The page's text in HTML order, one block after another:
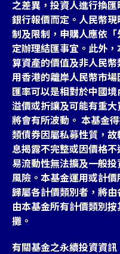
之差異，投資人進行換
銀行報價而定。人民幣
制及限制，申購人應依
定辦理結匯事宜。此外
算資產的價值及非人民
用香港的離岸人民幣市
匯率可以是相對於中國
溢價或折讓及可能有重
將會有所波動。 本基金
類債券因屬私募性質，
息揭露不完整或因價格
易流動性無法擴及一般
風險。本基金運用或計
歸屬各計價類別者，將
由本基金所有計價類別
攤。
有關基金之永續投資資